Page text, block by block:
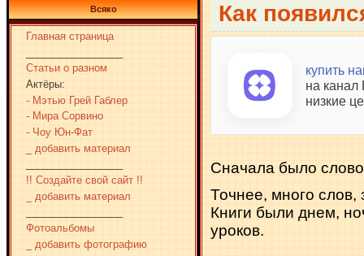
Всяко
Главная страница
Статьи о разном
Актёры:
- Мэтью Грей Габлер
- Мира Сорвино
- Чоу Юн-Фат
_ добавить материал
!! Создайте свой сайт !!
_ добавить материал
Фотоальбомы
_ добавить фотографию
Как
купить
на канал
низкие
Сначала было
Точнее, много слов,
Книги были днем,
уроков.